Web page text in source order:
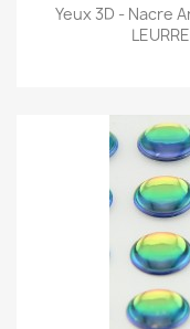
Yeux 3D - Nacre